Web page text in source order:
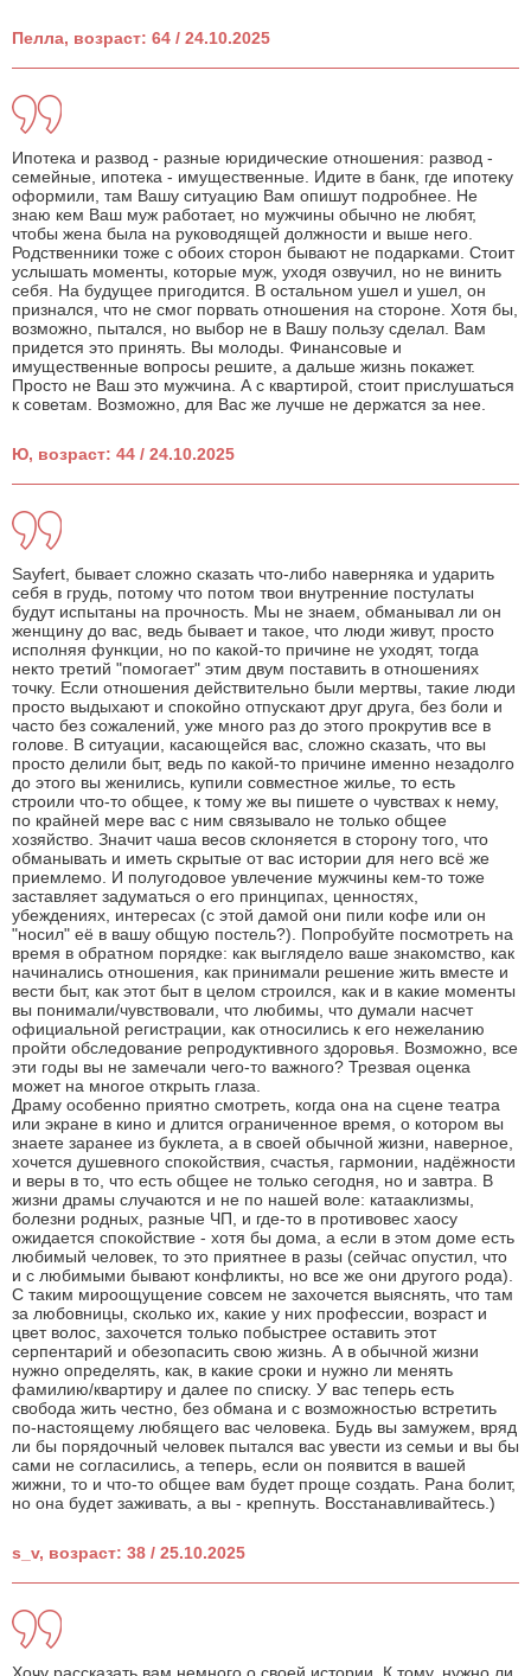
Пелла, возраст: 64 / 24.10.2025
Ипотека и развод - разные юридические отношения: развод -
семейные, ипотека - имущественные. Идите в банк, где ипотеку
оформили, там Вашу ситуацию Вам опишут подробнее. Не
знаю кем Ваш муж работает, но мужчины обычно не любят,
чтобы жена была на руководящей должности и выше него.
Родственники тоже с обоих сторон бывают не подарками. Стоит
услышать моменты, которые муж, уходя озвучил, но не винить
себя. На будущее пригодится. В остальном ушел и ушел, он
признался, что не смог порвать отношения на стороне. Хотя бы,
возможно, пытался, но выбор не в Вашу пользу сделал. Вам
придется это принять. Вы молоды. Финансовые и
имущественные вопросы решите, а дальше жизнь покажет.
Просто не Ваш это мужчина. А с квартирой, стоит прислушаться
к советам. Возможно, для Вас же лучше не держатся за нее.
Ю, возраст: 44 / 24.10.2025
Sayfert, бывает сложно сказать что-либо наверняка и ударить
себя в грудь, потому что потом твои внутренние постулаты
будут испытаны на прочность. Мы не знаем, обманывал ли он
женщину до вас, ведь бывает и такое, что люди живут, просто
исполняя функции, но по какой-то причине не уходят, тогда
некто третий "помогает" этим двум поставить в отношениях
точку. Если отношения действительно были мертвы, такие люди
просто выдыхают и спокойно отпускают друг друга, без боли и
часто без сожалений, уже много раз до этого прокрутив все в
голове. В ситуации, касающейся вас, сложно сказать, что вы
просто делили быт, ведь по какой-то причине именно незадолго
до этого вы женились, купили совместное жилье, то есть
строили что-то общее, к тому же вы пишете о чувствах к нему,
по крайней мере вас с ним связывало не только общее
хозяйство. Значит чаша весов склоняется в сторону того, что
обманывать и иметь скрытые от вас истории для него всë же
приемлемо. И полугодовое увлечение мужчины кем-то тоже
заставляет задуматься о его принципах, ценностях,
убеждениях, интересах (с этой дамой они пили кофе или он
"носил" её в вашу общую постель?). Попробуйте посмотреть на
время в обратном порядке: как выглядело ваше знакомство, как
начинались отношения, как принимали решение жить вместе и
вести быт, как этот быт в целом строился, как и в какие моменты
вы понимали/чувствовали, что любимы, что думали насчет
официальной регистрации, как относились к его нежеланию
пройти обследование репродуктивного здоровья. Возможно, все
эти годы вы не замечали чего-то важного? Трезвая оценка
может на многое открыть глаза.
Драму особенно приятно смотреть, когда она на сцене театра
или экране в кино и длится ограниченное время, о котором вы
знаете заранее из буклета, а в своей обычной жизни, наверное,
хочется душевного спокойствия, счастья, гармонии, надёжности
и веры в то, что есть общее не только сегодня, но и завтра. В
жизни драмы случаются и не по нашей воле: катааклизмы,
болезни родных, разные ЧП, и где-то в противовес хаосу
ожидается спокойствие - хотя бы дома, а если в этом доме есть
любимый человек, то это приятнее в разы (сейчас опустил, что
и с любимыми бывают конфликты, но все же они другого рода).
С таким мироощущение совсем не захочется выяснять, что там
за любовницы, сколько их, какие у них профессии, возраст и
цвет волос, захочется только побыстрее оставить этот
серпентарий и обезопасить свою жизнь. А в обычной жизни
нужно определять, как, в какие сроки и нужно ли менять
фамилию/квартиру и далее по списку. У вас теперь есть
свобода жить честно, без обмана и с возможностью встретить
по-настоящему любящего вас человека. Будь вы замужем, вряд
ли бы порядочный человек пытался вас увести из семьи и вы бы
сами не согласились, а теперь, если он появится в вашей
жижни, то и что-то общее вам будет проще создать. Рана болит,
но она будет заживать, а вы - крепнуть. Восстанавливайтесь.)
s_v, возраст: 38 / 25.10.2025